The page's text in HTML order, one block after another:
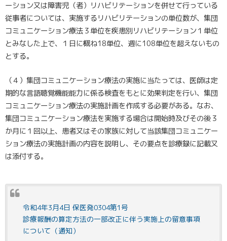
ーション又は障害児（者）リハビリテーションを併せて行っている
従事者については、実施するリハビリテーションの単位数が、集団
コミュニケーション療法３単位を疾患別リハビリテーション１単位
とみなした上で、１日に概ね18単位、週に108単位を超えないもの
とする。
（４）集団コミュニケーション療法の実施に当たっては、医師は定
期的な言語聴覚機能能力に係る検査をもとに効果判定を行い、集団
コミュニケーション療法の実施計画を作成する必要がある。なお、
集団コミュニケーション療法を実施する場合は開始時及びその後３
か月に１回以上、患者又はその家族に対して当該集団コミュニケー
ション療法の実施計画の内容を説明し、その要点を診療録に記載又
は添付する。
令和4年3月4日 保医発0304第1号
診療報酬の算定方法の一部改正に伴う実施上の留意事項
について（通知）